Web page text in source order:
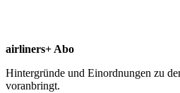
airliners+ Abo
Hintergründe und Einordnungen zu
voranbringt.